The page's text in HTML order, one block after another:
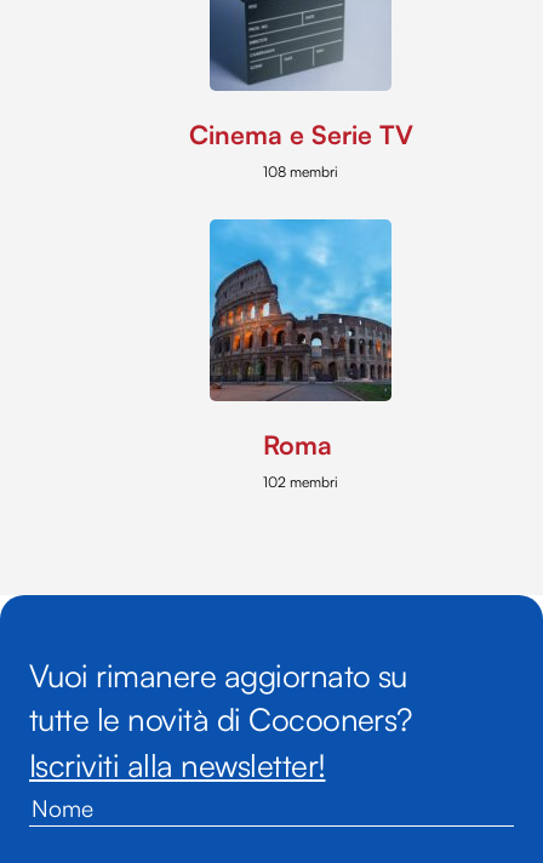
Cinema e Serie TV
108 membri
Roma
102 membri
Vuoi rimanere aggiornato su
tutte le novità di Cocooners?
Iscriviti alla newsletter!